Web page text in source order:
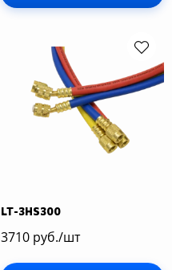
LT-3HS300
3710 руб./шт